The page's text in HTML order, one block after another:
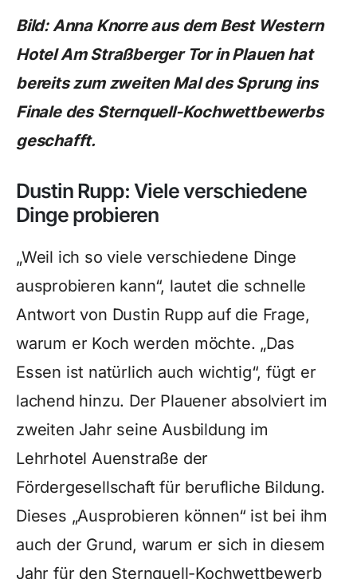
Bild: Anna Knorre aus dem Best Western
Hotel Am Straßberger Tor in Plauen hat
bereits zum zweiten Mal des Sprung ins
Finale des Sternquell-Kochwettbewerbs
geschafft.
Dustin Rupp: Viele verschiedene
Dinge probieren
„Weil ich so viele verschiedene Dinge
ausprobieren kann“, lautet die schnelle
Antwort von Dustin Rupp auf die Frage,
warum er Koch werden möchte. „Das
Essen ist natürlich auch wichtig“, fügt er
lachend hinzu. Der Plauener absolviert im
zweiten Jahr seine Ausbildung im
Lehrhotel Auenstraße der
Fördergesellschaft für berufliche Bildung.
Dieses „Ausprobieren können“ ist bei ihm
auch der Grund, warum er sich in diesem
Jahr für den Sternquell-Kochwettbewerb